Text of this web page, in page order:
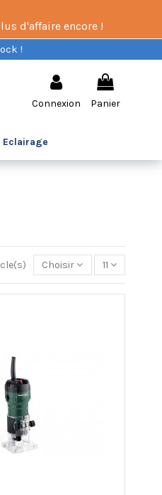
d'affaire encore !
!
Connexion Panier
Eclairage
Choisir 11